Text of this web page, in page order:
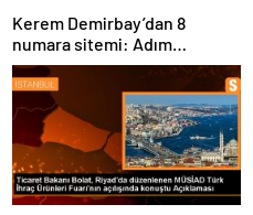
Kerem Demirbay’dan 8
numara sitemi: Adım
Kereminho olsaydı…